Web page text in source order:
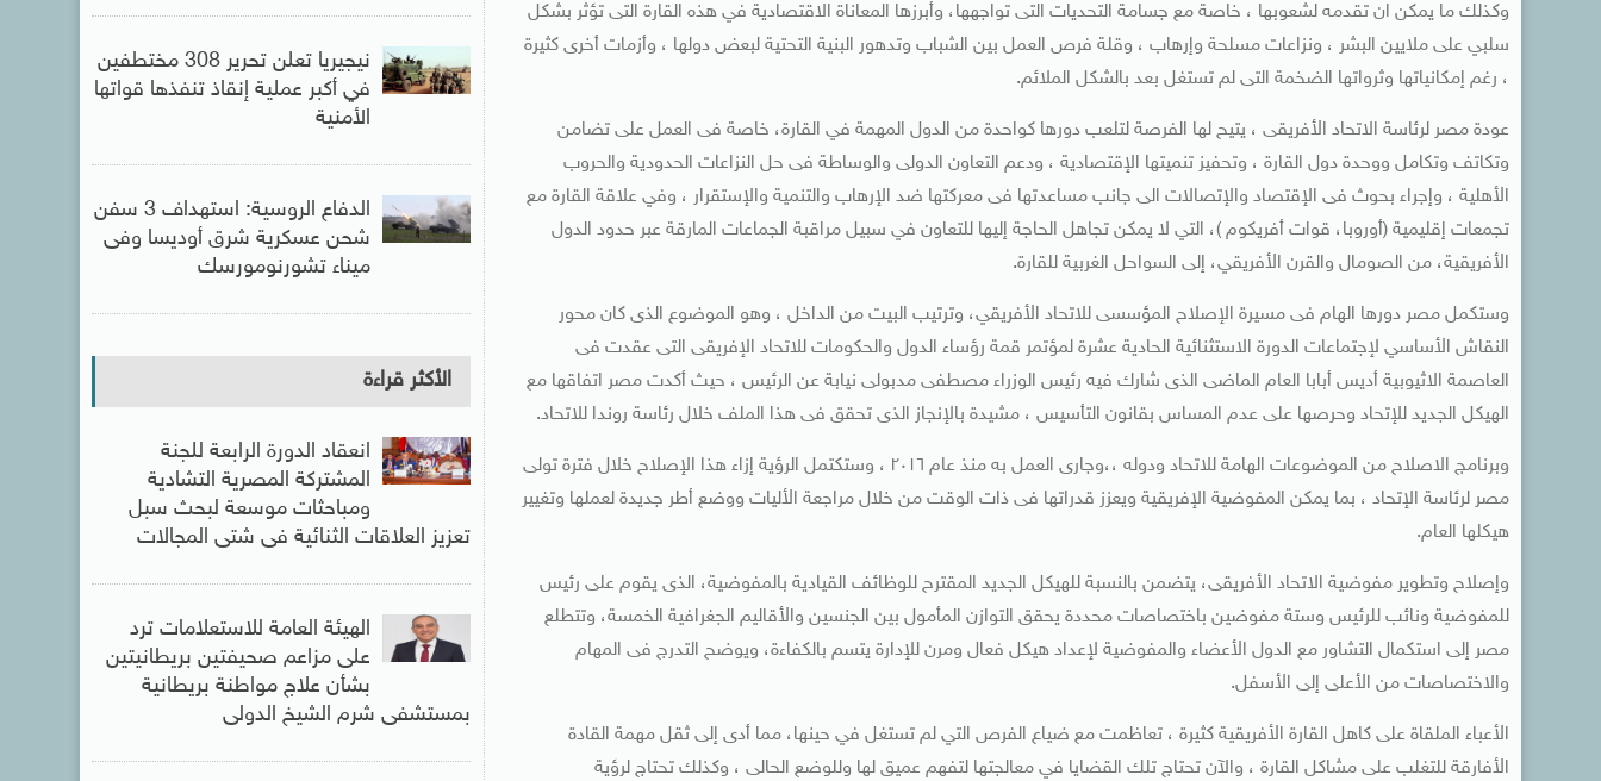
وكذلك ما يمكن ان تقدمه لشعوبها ، خاصة مع جسامة التحديات التى تواجهها، وأبرزها المعاناة الاقتصادية في هذه القارة التى تؤثر بشكل
سلبي على ملايين البشر ، ونزاعات مسلحة وإرهاب ، وقلة فرص العمل بين الشباب وتدهور البنية التحتية لبعض دولها ، وأزمات أخرى كثيرة
، رغم إمكانياتها وثرواتها الضخمة التى لم تستغل بعد بالشكل الملائم.
عودة مصر لرئاسة الاتحاد الأفريقى ، يتيح لها الفرصة لتلعب دورها كواحدة من الدول المهمة في القارة، خاصة فى العمل على تضامن
وتكاتف وتكامل ووحدة دول القارة ، وتحفيز تنميتها الإقتصادية ، ودعم التعاون الدولى والوساطة فى حل النزاعات الحدودية والحروب
الأهلية ، وإجراء بحوث فى الإقتصاد والإتصالات الى جانب مساعدتها فى معركتها ضد الإرهاب والتنمية والإستقرار ، وفي علاقة القارة مع
تجمعات إقليمية (أوروبا، قوات أفريكوم )، التي لا يمكن تجاهل الحاجة إليها للتعاون في سبيل مراقبة الجماعات المارقة عبر حدود الدول
الأفريقية، من الصومال والقرن الأفريقي، إلى السواحل الغربية للقارة.
وستكمل مصر دورها الهام فى مسيرة الإصلاح المؤسسى للاتحاد الأفريقي، وترتيب البيت من الداخل ، وهو الموضوع الذى كان محور
النقاش الأساسي لإجتماعات الدورة الاستثنائية الحادية عشرة لمؤتمر قمة رؤساء الدول والحكومات للاتحاد الإفريقى التى عقدت فى
العاصمة الاثيوبية أديس أبابا العام الماضى الذى شارك فيه رئيس الوزراء مصطفى مدبولى نيابة عن الرئيس ، حيث أكدت مصر اتفاقها مع
الهيكل الجديد للإتحاد وحرصها على عدم المساس بقانون التأسيس ، مشيدة بالإنجاز الذى تحقق فى هذا الملف خلال رئاسة روندا للاتحاد.
وبرنامج الاصلاح من الموضوعات الهامة للاتحاد ودوله ،،وجارى العمل به منذ عام ٢٠١٦ ، وستكتمل الرؤية إزاء هذا الإصلاح خلال فترة تولى
مصر لرئاسة الإتحاد ، بما يمكن المفوضية الإفريقية ويعزز قدراتها فى ذات الوقت من خلال مراجعة الأليات ووضع أطر جديدة لعملها وتغيير
هيكلها العام.
وإصلاح وتطوير مفوضية الاتحاد الأفريقى، يتضمن بالنسبة للهيكل الجديد المقترح للوظائف القيادية بالمفوضية، الذى يقوم على رئيس
للمفوضية ونائب للرئيس وستة مفوضين باختصاصات محددة يحقق التوازن المأمول بين الجنسين والأقاليم الجغرافية الخمسة، وتتطلع
مصر إلى استكمال التشاور مع الدول الأعضاء والمفوضية لإعداد هيكل فعال ومرن للإدارة يتسم بالكفاءة، ويوضح التدرج فى المهام
والاختصاصات من الأعلى إلى الأسفل.
الأعباء الملقاة على كاهل القارة الأفريقية كثيرة ، تعاظمت مع ضياع الفرص التي لم تستغل في حينها، مما أدى إلى ثقل مهمة القادة
الأفارقة للتغلب على مشاكل القارة ، والآن تحتاج تلك القضايا في معالجتها لتفهم عميق لها وللوضع الحالى ، وكذلك تحتاج لرؤية
نيجيريا تعلن تحرير 308 مختطفين
في أكبر عملية إنقاذ تنفذها قواتها
الأمنية
الدفاع الروسية: استهداف 3 سفن
شحن عسكرية شرق أوديسا وفى
ميناء تشورنومورسك
الأكثر قراءة
انعقاد الدورة الرابعة للجنة
المشتركة المصرية التشادية
ومباحثات موسعة لبحث سبل
تعزيز العلاقات الثنائية فى شتى المجالات
الهيئة العامة للاستعلامات ترد
على مزاعم صحيفتين بريطانيتين
بشأن علاج مواطنة بريطانية
بمستشفى شرم الشيخ الدولى